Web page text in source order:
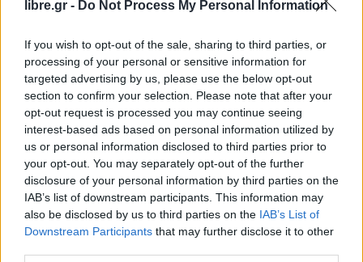
libre.gr - Do Not Process My Personal Information
If you wish to opt-out of the sale, sharing to third parties, or
processing of your personal or sensitive information for
targeted advertising by us, please use the below opt-out
section to confirm your selection. Please note that after your
opt-out request is processed you may continue seeing
interest-based ads based on personal information utilized by
us or personal information disclosed to third parties prior to
your opt-out. You may separately opt-out of the further
disclosure of your personal information by third parties on the
IAB’s list of downstream participants. This information may
also be disclosed by us to third parties on the IAB’s List of
Downstream Participants that may further disclose it to other
αγώνας το να αλλάξει το Δημόσιο», το οποίο
«έπρεπε να γίνουν σημαντικές αλλαγές» και στο
οποίο επιχειρούνται παρεμβάσεις σε όλα τα
επίπεδα. Μεταξύ αυτών, ανέφερε την επιτάχυνση
των προσλήψεων υπό την εποπτεία του ΑΣΕΠ, την
καθιέρωση διαδικασιών αξιολόγησης υπαλλήλων
και υπηρεσιών, την ενίσχυση της διαφάνειας μέσω
της Εθνική Αρχή Διαφάνειας, καθώς και
παρεμβάσεις στην τοπική αυτοδιοίκηση και στη
διαδικασία απόδοσης ιθαγένειας με στόχο
λιγότερη γραφειοκρατία και μεγαλύτερη